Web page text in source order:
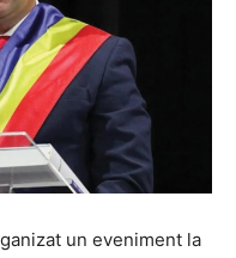
un eveniment la